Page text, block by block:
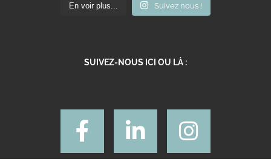
En voir plus... Suivez nous !
SUIVEZ-NOUS ICI OU LÀ :